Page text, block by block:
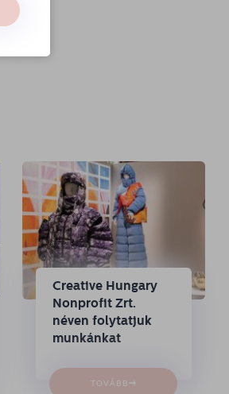
Creative Hungary
Nonprofit Zrt.
néven folytatjuk
munkánkat
TOVÁBB →